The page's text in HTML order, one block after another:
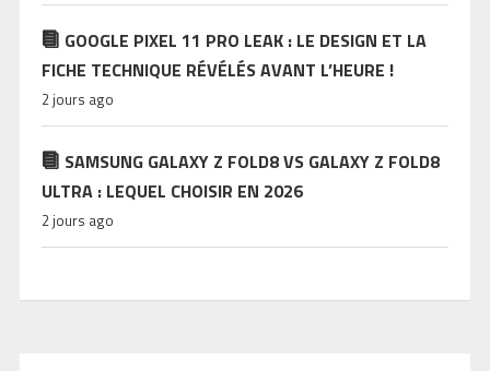
GOOGLE PIXEL 11 PRO LEAK : LE DESIGN ET LA
FICHE TECHNIQUE RÉVÉLÉS AVANT L’HEURE !
2 jours ago
SAMSUNG GALAXY Z FOLD8 VS GALAXY Z FOLD8
ULTRA : LEQUEL CHOISIR EN 2026
2 jours ago